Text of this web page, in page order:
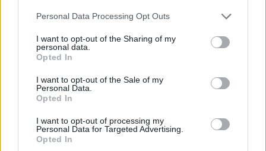
Please note that this website/app uses one or more Google
not limited to your visit or usage behaviour. You may click to
grant or deny consent to Google and its third-party tags to
use your data for below specified purposes in below Google
consent section.
Personal Data Processing Opt Outs
I want to opt-out of the Sharing of my
personal data.
Opted In
I want to opt-out of the Sale of my
Personal Data.
Opted In
I want to opt-out of processing my
Personal Data for Targeted Advertising.
Opted In
Δεν την ψάχνει κανείς: Μυστήριο η ταυτότητα του
Οι ερευνητές δεν έχουν καταφέρει να
ταυτοποιήσουν το παιδάκι, ενώ εντύπωση προκαλεί το
γεγονός ότι ακόμη ουδείς έχει αναζητήσει το παιδί ή
το έχει δηλώσει ως αγνοούμενο - Από πνιγμό ο
θάνατος του κοριτσιού